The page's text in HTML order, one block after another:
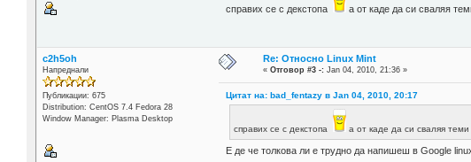
справих се с декстопа а от каде да си сваляя
c2h5oh
Напреднали
Публикации: 675
Distribution: CentOS 7.4 Fedora 28
Window Manager: Plasma Desktop
Re: Относно Linux Mint
«Отговор #3 -: Jan 04, 2010, 21:36 »
Цитат на: bad_fentazy в Jan 04, 2010, 20:17
справих се с декстопа а от каде да си сваляя
Е де че толкова ли е трудно да напишеш в Google